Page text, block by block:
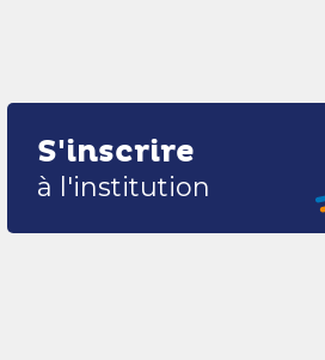
S'inscrire
à l'institution